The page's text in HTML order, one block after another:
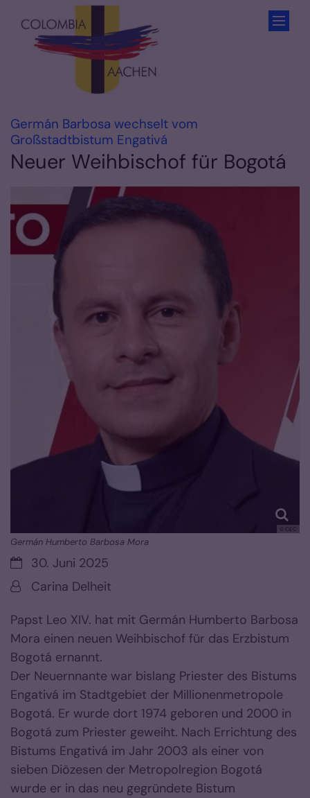
Zum Inhalt springen
Germán Barbosa wechselt vom
Großstadtbistum Engativá
Neuer Weihbischof für Bogotá
© CEC
Germán Humberto Barbosa Mora
Datum:30. Juni 2025
Von:Carina Delheit
Papst Leo XIV. hat mit Germán Humberto Barbosa
Mora einen neuen Weihbischof für das Erzbistum
Bogotá ernannt.
Der Neuernnante war bislang Priester des Bistums
Engativá im Stadtgebiet der Millionenmetropole
Bogotá. Er wurde dort 1974 geboren und 2000 in
Bogotá zum Priester geweiht. Nach Errichtung des
Bistums Engativá im Jahr 2003 als einer von
sieben Diözesen der Metropolregion Bogotá
wurde er in das neu gegründete Bistum